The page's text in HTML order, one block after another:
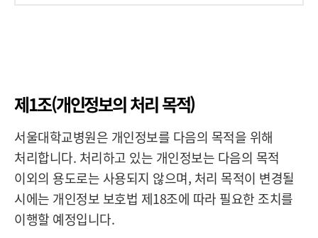
제1조(개인정보의 처리 목적)
서울대학교병원은 개인정보를 다음의 목적을 위해
처리합니다. 처리하고 있는 개인정보는 다음의 목적
이외의 용도로는 사용되지 않으며, 처리 목적이 변경될
시에는 개인정보 보호법 제18조에 따라 필요한 조치를
이행할 예정입니다.